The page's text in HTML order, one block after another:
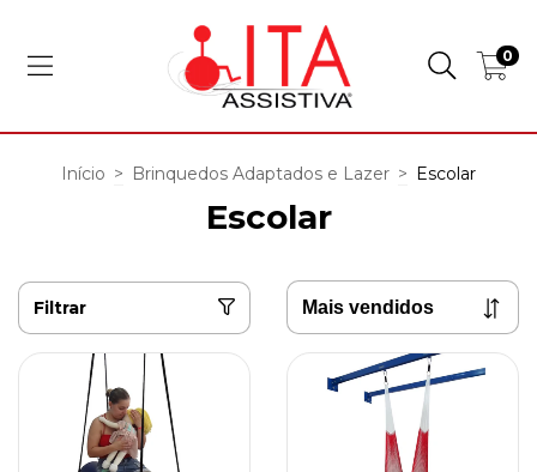
0
Início > Brinquedos Adaptados e Lazer > Escolar
Escolar
Filtrar